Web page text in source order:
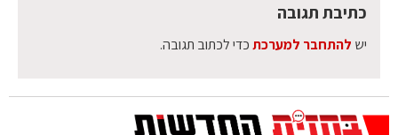
כתיבת תגובה
יש להתחבר למערכתכדי לכתוב תגובה.